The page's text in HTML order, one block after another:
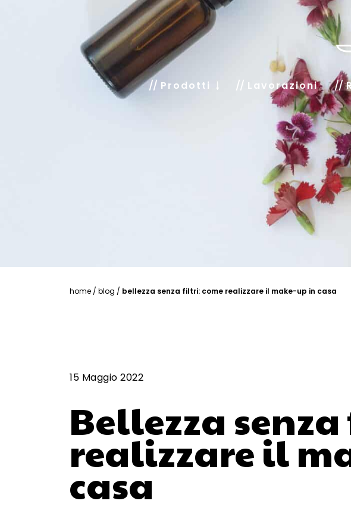
Prodotti Lavorazioni
home / blog / bellezza senza filtri: come realizzare il make-up in casa
15 Maggio 2022
Bellezza
realizzare il
casa